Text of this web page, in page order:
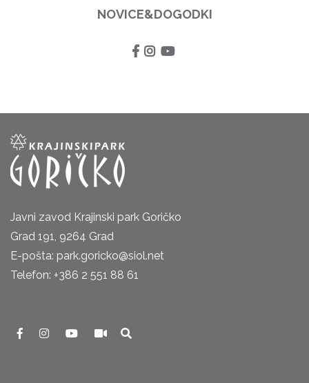
NOVICE&DOGODKI
Javni zavod Krajinski park Goričko
Grad 191, 9264 Grad
E-pošta: park.goricko@siol.net
Telefon: +386 2 551 88 61